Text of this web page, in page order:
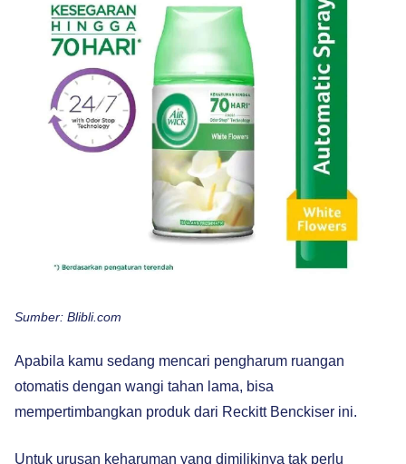
Sumber: Blibli.com
Apabila kamu sedang mencari pengharum ruangan
otomatis dengan wangi tahan lama, bisa
mempertimbangkan produk dari Reckitt Benckiser ini.
Untuk urusan keharuman yang dimilikinya tak perlu